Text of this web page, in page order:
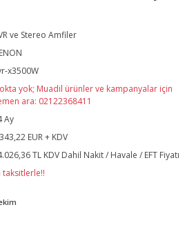
ve Stereo Amfiler
x3500W
yok; Muadil ürünler ve kampanyalar için
ara: 02122368411
Ay
EUR + KDV
TL KDV Dahil Nakit / Havale / EFT Fiyatı
taksitlerle!!